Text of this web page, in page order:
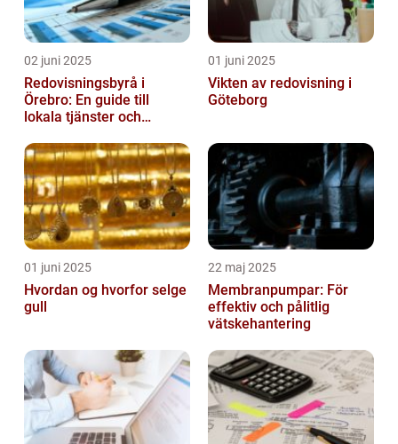
02 juni 2025
Redovisningsbyrå i
Örebro: En guide till
lokala tjänster och
01 juni 2025
Vikten av redovisning i
Göteborg
01 juni 2025
Hvordan og hvorfor selge
gull
22 maj 2025
Membranpumpar: För
effektiv och pålitlig
vätskehantering